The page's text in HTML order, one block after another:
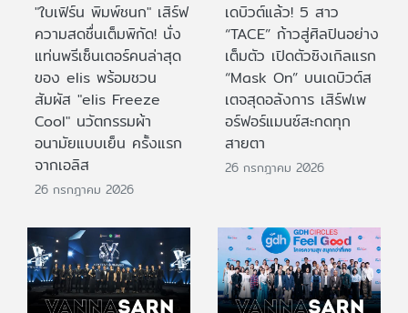
"ใบเฟิร์น พิมพ์ชนก" เสิร์ฟ
ความสดชื่นเต็มพิกัด! นั่ง
แท่นพรีเซ็นเตอร์คนล่าสุด
ของ elis พร้อมชวน
สัมผัส "elis Freeze
Cool" นวัตกรรมผ้า
อนามัยแบบเย็น ครั้งแรก
จากเอลิส
26 กรกฎาคม 2026
เดบิวต์แล้ว! 5 สาว
“TACE” ก้าวสู่ศิลปินอย่าง
เต็มตัว เปิดตัวซิงเกิลแรก
“Mask On” บนเดบิวต์ส
เตจสุดอลังการ เสิร์ฟเพ
อร์ฟอร์แมนซ์สะกดทุก
สายตา
26 กรกฎาคม 2026